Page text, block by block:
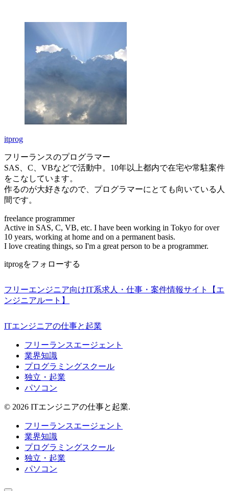
itprog
フリーランスのプログラマー
SAS、C、VBなどで活動中。10年以上都内で在宅や常駐案件
をこなしています。
作るのが大好きなので、プログラマーにとても向いている人
間です。
freelance programmer
Active in SAS, C, VB, etc. I have been working in Tokyo for over
10 years, working at home and on a permanent basis.
I love creating things, so I'm a great person to be a programmer.
itprogをフォローする
フリーエンジニア向けIT系求人・仕事・案件情報サイト【エ
ンジニアルート】
ITエンジニアの仕事と起業
フリーランスエージェント
業界知識
プログラミングスクール
独立・起業
パソコン
© 2026 ITエンジニアの仕事と起業.
フリーランスエージェント
業界知識
プログラミングスクール
独立・起業
パソコン